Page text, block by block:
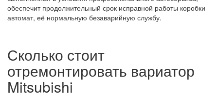
обеспечит продолжительный срок исправной работы коробки
автомат, её нормальную безаварийную службу.
Сколько стоит
отремонтировать вариатор
Mitsubishi